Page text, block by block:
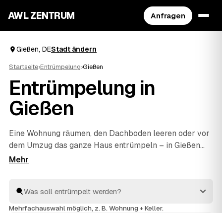
AWL ZENTRUM Anfragen
Gießen, DEStadt ändern
Startseite›Entrümpelung›Gießen
Entrümpelung in
Gießen
Eine Wohnung räumen, den Dachboden leeren oder vor
dem Umzug das ganze Haus entrümpeln – in Gießen
müssen Sie sich dafür nicht selbst auf die Suche nach
geprüften Anbietern aus der Umgebung. Egal ob kleiner
Auftrag oder kompletteHaushaltsauflösung
Mehrfachauswahl möglich, z. B. Wohnung + Keller.